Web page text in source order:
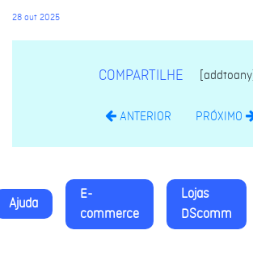
28 out 2025
COMPARTILHE [addtoany]
ANTERIOR PRÓXIMO
Ajuda
E-
commerce
Lojas
DScomm